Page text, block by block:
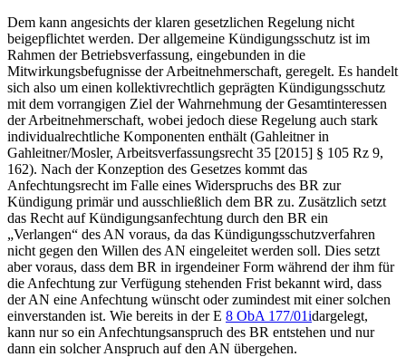
Dem kann angesichts der klaren gesetzlichen Regelung nicht
beigepflichtet werden. Der allgemeine Kündigungsschutz ist im
Rahmen der Betriebsverfassung, eingebunden in die
Mitwirkungsbefugnisse der Arbeitnehmerschaft, geregelt. Es handelt
sich also um einen kollektivrechtlich geprägten Kündigungsschutz
mit dem vorrangigen Ziel der Wahrnehmung der Gesamtinteressen
der Arbeitnehmerschaft, wobei jedoch diese Regelung auch stark
individualrechtliche Komponenten enthält (Gahleitnerin
Gahleitner/Mosler, Arbeitsverfassungsrecht 35 [2015] § 105 Rz 9,
162). Nach der Konzeption des Gesetzes kommt das
Anfechtungsrecht im Falle eines Widerspruchs des BR zur
Kündigung primär und ausschließlich dem BR zu. Zusätzlich setzt
das Recht auf Kündigungsanfechtung durch den BR ein
„Verlangen“ des AN voraus, da das Kündigungsschutzverfahren
nicht gegen den Willen des AN eingeleitet werden soll. Dies setzt
aber voraus, dass dem BR in irgendeiner Form während der ihm für
die Anfechtung zur Verfügung stehenden Frist bekannt wird, dass
der AN eine Anfechtung wünscht oder zumindest mit einer solchen
einverstanden ist. Wie bereits in derE 8 ObA 177/01idargelegt,
kann nur so ein Anfechtungsanspruch des BR entstehen und nur
dann ein solcher Anspruch auf den AN übergehen.